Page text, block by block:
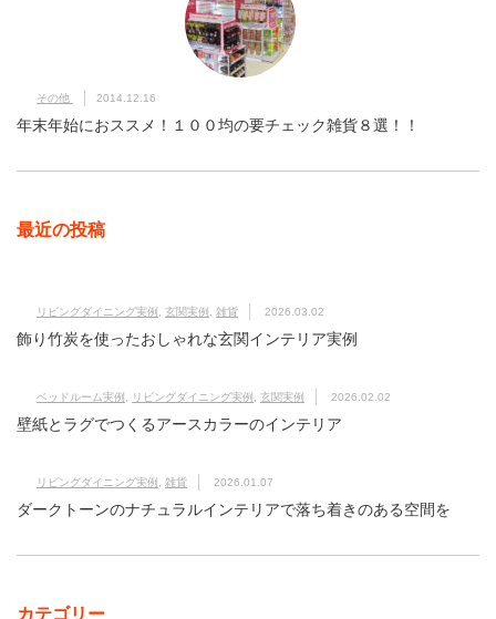
その他 2014.12.16
年末年始におススメ！１００均の要チェック雑貨８選！！
最近の投稿
リビングダイニング実例 玄関実例 雑貨 2026.03.02
飾り竹炭を使ったおしゃれな玄関インテリア実例
ベッドルーム実例 リビングダイニング実例 玄関実例 2026.02.02
壁紙とラグでつくるアースカラーのインテリア
リビングダイニング実例 雑貨 2026.01.07
ダークトーンのナチュラルインテリアで落ち着きのある空間を
カテゴリー